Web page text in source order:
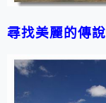
尋找美麗的傳說